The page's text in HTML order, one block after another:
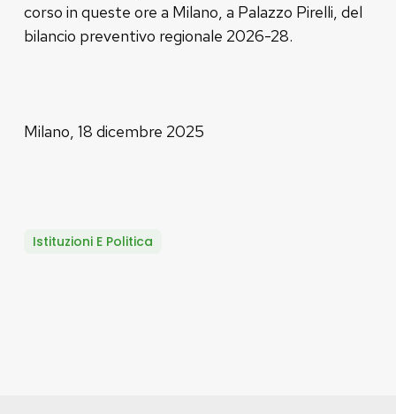
corso in queste ore a Milano, a Palazzo Pirelli, del
bilancio preventivo regionale 2026-28.
Milano, 18 dicembre 2025
Istituzioni E Politica